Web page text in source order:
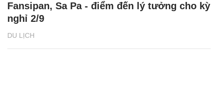
DU LỊCH
Fansipan, Sa Pa - điểm đến lý tưởng cho kỳ
nghỉ 2/9